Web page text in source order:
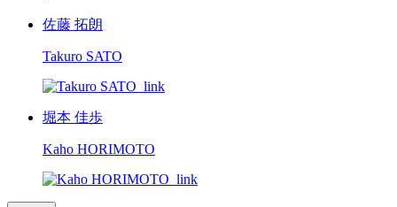
佐藤 拓朗
Takuro SATO
堀本 佳歩
Kaho HORIMOTO